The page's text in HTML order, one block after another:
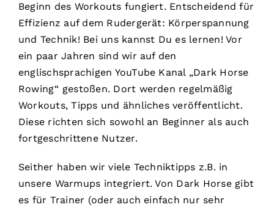
Beginn des Workouts fungiert. Entscheidend für
Effizienz auf dem Rudergerät: Körperspannung
und Technik! Bei uns kannst Du es lernen! Vor
ein paar Jahren sind wir auf den
englischsprachigen YouTube Kanal „Dark Horse
Rowing“ gestoßen. Dort werden regelmäßig
Workouts, Tipps und ähnliches veröffentlicht.
Diese richten sich sowohl an Beginner als auch
fortgeschrittene Nutzer.
Seither haben wir viele Techniktipps z.B. in
unsere Warmups integriert. Von Dark Horse gibt
es für Trainer (oder auch einfach nur sehr